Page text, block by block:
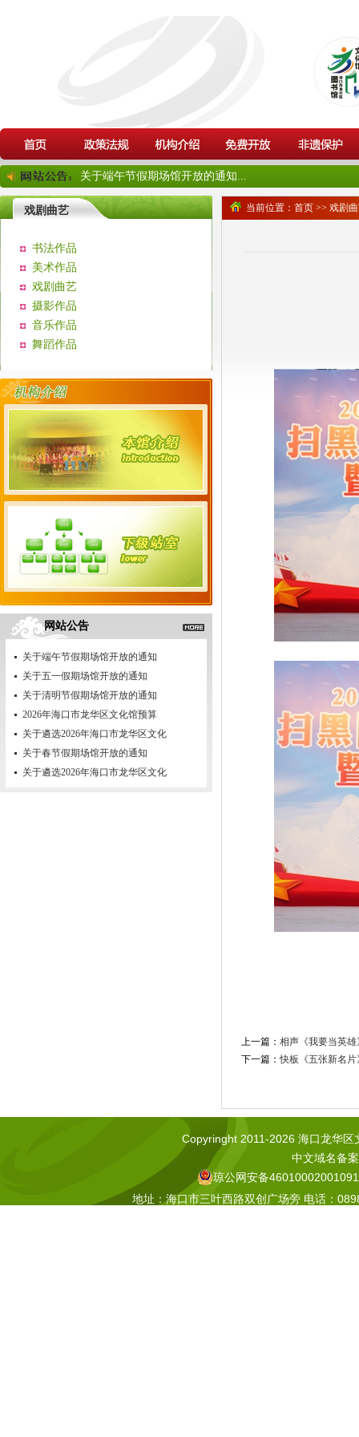
关于端午节假期场馆开放的通知...
戏剧曲艺
书法作品
美术作品
戏剧曲艺
摄影作品
音乐作品
舞蹈作品
网站公告
关于端午节假期场馆开放的通知
关于五一假期场馆开放的通知
关于清明节假期场馆开放的通知
2026年海口市龙华区文化馆预算
关于遴选2026年海口市龙华区文化
关于春节假期场馆开放的通知
关于遴选2026年海口市龙华区文化
当前位置： 首页 >> 戏剧
上一篇： 相声《我要当英雄
下一篇：快板《五张新名片
Copyringht 2011-2026 海口龙华区
中文域名备
琼公网安备46010002001091
地址：海口市三叶西路双创广场旁 电话：